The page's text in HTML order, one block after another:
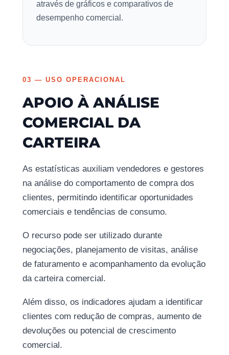
através de gráficos e comparativos de
desempenho comercial.
03 — USO OPERACIONAL
APOIO À ANÁLISE
COMERCIAL DA
CARTEIRA
As estatísticas auxiliam vendedores e gestores
na análise do comportamento de compra dos
clientes, permitindo identificar oportunidades
comerciais e tendências de consumo.
O recurso pode ser utilizado durante
negociações, planejamento de visitas, análise
de faturamento e acompanhamento da evolução
da carteira comercial.
Além disso, os indicadores ajudam a identificar
clientes com redução de compras, aumento de
devoluções ou potencial de crescimento
comercial.